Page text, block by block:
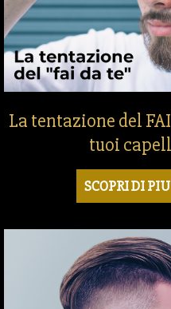
La tentazione del
tuoi
SCOPRI DI